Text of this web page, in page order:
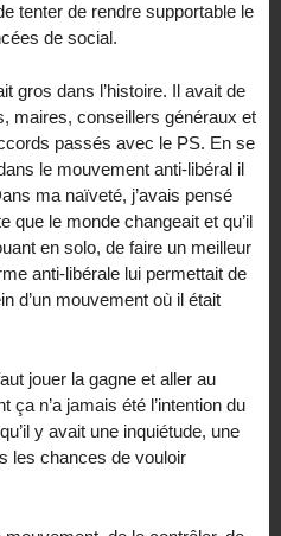
tenter de rendre supportable le
de social.
gros dans l’histoire. Il avait de
maires, conseillers généraux et
passés avec le PS. En se
le mouvement anti-libéral il
ma naïveté, j’avais pensé
que le monde changeait et qu’il
en solo, de faire un meilleur
anti-libérale lui permettait de
d’un mouvement où il était
jouer la gagne et aller au
n’a jamais été l’intention du
y avait une inquiétude, une
les chances de vouloir